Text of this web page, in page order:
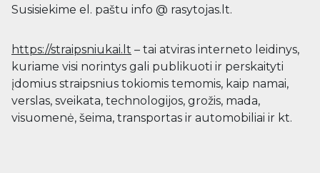
Susisiekime el. paštu info @ rasytojas.lt.
https://straipsniukai.lt – tai atviras interneto leidinys,
kuriame visi norintys gali publikuoti ir perskaityti
įdomius straipsnius tokiomis temomis, kaip namai,
verslas, sveikata, technologijos, grožis, mada,
visuomenė, šeima, transportas ir automobiliai ir kt.